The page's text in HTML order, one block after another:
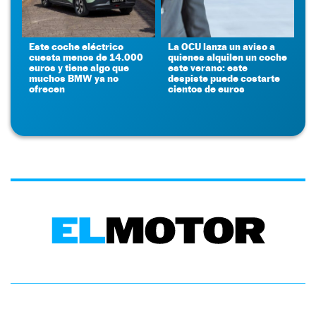
Este coche eléctrico
cuesta menos de 14.000
euros y tiene algo que
muchos BMW ya no
ofrecen
La OCU lanza un aviso a
quienes alquilen un coche
este verano: este
despiste puede costarte
cientos de euros